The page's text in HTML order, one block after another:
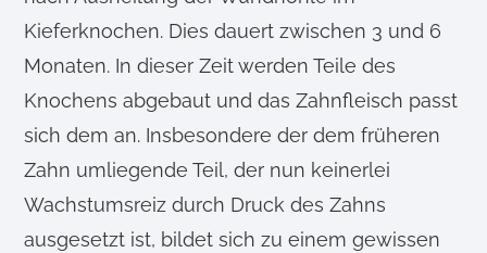
Kieferknochen. Dies dauert zwischen 3 und 6
Monaten. In dieser Zeit werden Teile des
Knochens abgebaut und das Zahnfleisch passt
sich dem an. Insbesondere der dem früheren
Zahn umliegende Teil, der nun keinerlei
Wachstumsreiz durch Druck des Zahns
ausgesetzt ist, bildet sich zu einem gewissen